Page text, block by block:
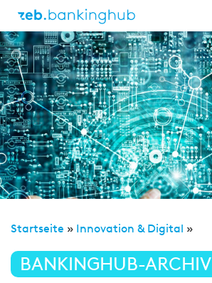
Startseite » Innovation & Digital »
BANKINGHUB-ARCHIV